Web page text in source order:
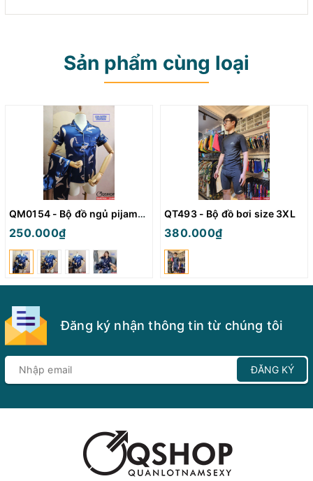
Sản phẩm cùng loại
QM0154 - Bộ đồ ngủ pijama nữ
250.000₫
QT493 - Bộ đồ bơi size 3XL
380.000₫
Đăng ký nhận thông tin từ chúng tôi
ĐĂNG KÝ